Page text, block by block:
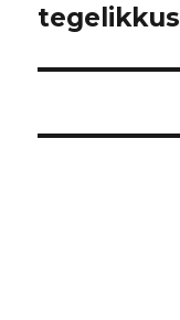
postitus:
tegelikkus